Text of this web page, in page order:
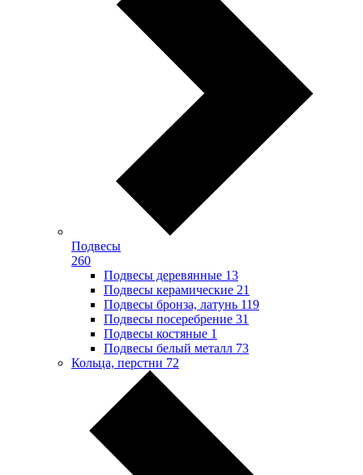
Подвесы
260
Подвесы деревянные 13
Подвесы керамические 21
Подвесы бронза, латунь 119
Подвесы посеребрение 31
Подвесы костяные 1
Подвесы белый металл 73
Кольца, перстни 72